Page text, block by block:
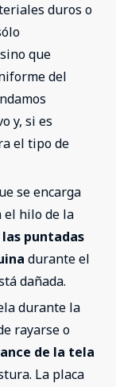
duros o
que
del
y, si es
el tipo de
se encarga
el hilo de la
las puntadas
durante el
dañada.
durante la
rayarse o
de la tela
La placa